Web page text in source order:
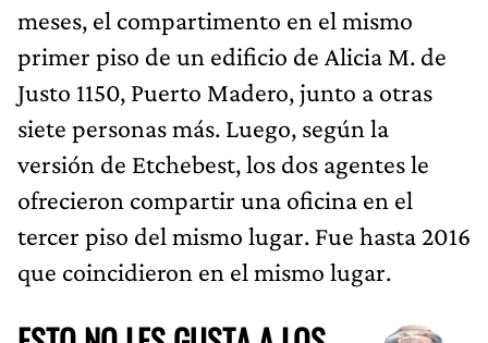
meses, el compartimento en el mismo
primer piso de un edificio de Alicia M. de
Justo 1150, Puerto Madero, junto a otras
siete personas más. Luego, según la
versión de Etchebest, los dos agentes le
ofrecieron compartir una oficina en el
tercer piso del mismo lugar. Fue hasta 2016
que coincidieron en el mismo lugar.